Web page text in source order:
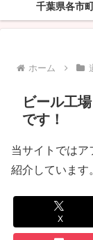
千葉県各市
ホーム
ビール工
です！
当サイトではア
紹介しています
X